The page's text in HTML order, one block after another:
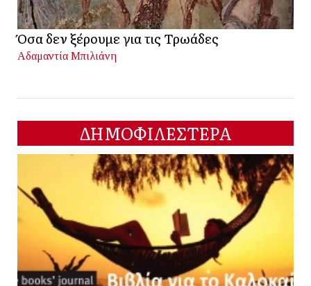
Όσα δεν ξέρουμε για τις Τρωάδες
Αδαμαντία Μπιλιάνη
ΔΗΜΟΦΙΛΕΣΤΕΡΑ